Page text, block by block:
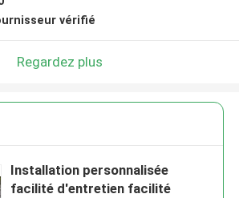
vérifié
Regardez plus
Installation personnalisée
facilité d'entretien facilité